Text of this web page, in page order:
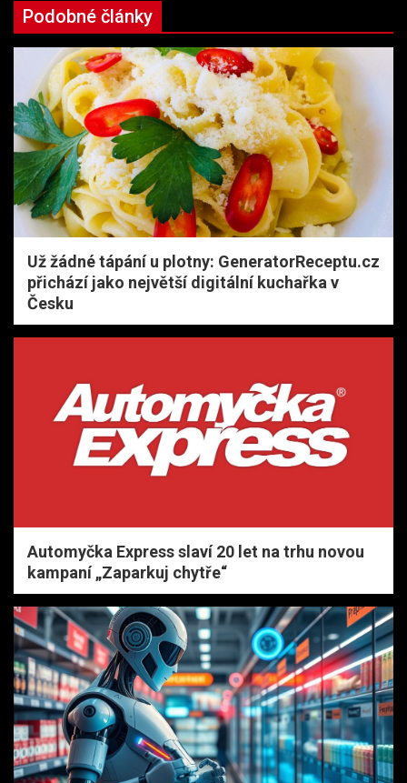
Podobné články
Už žádné tápání u plotny: GeneratorReceptu.cz
přichází jako největší digitální kuchařka v
Česku
Automyčka Express slaví 20 let na trhu novou
kampaní „Zaparkuj chytře“